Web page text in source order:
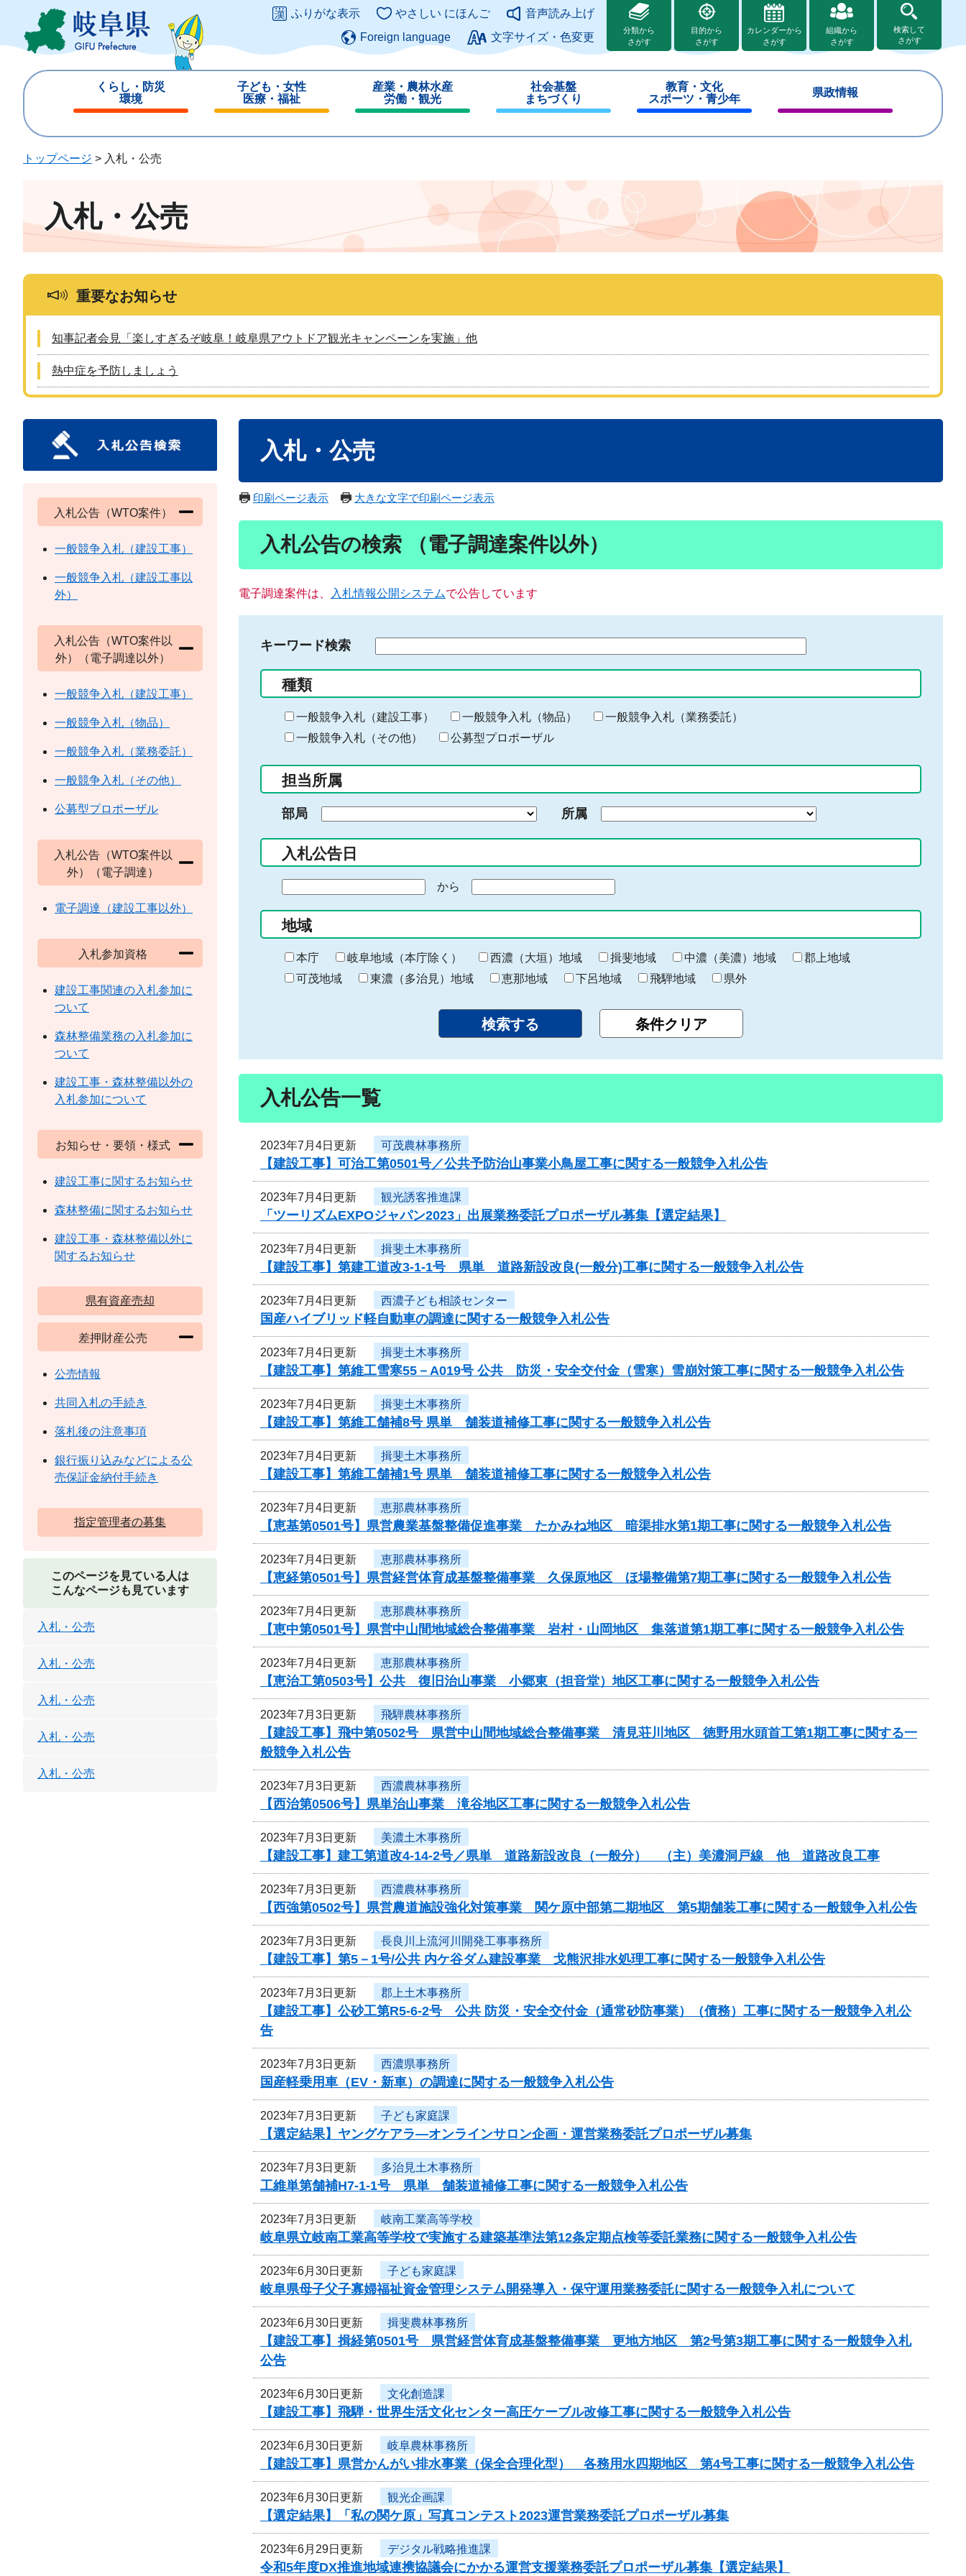
ジ
ュ
このページの本文へ
ふりがな表示 やさしい にほんご
音声読み上げ
Foreign language
文字サイズ・色変更
分類から
さがす
目的から
さがす
カレンダーから
さがす
組織から
さがす
検索して
さがす
くらし・防災
環境
じ
子ども・女性
医療・福祉
じ
産業・農林水産
労働・観光
じ
社会基盤
まちづくり
じ
教育・文化
スポーツ・青少年
じ
県政情報
じ
トップページ > 入札・公売
入札・公売
重要なお知らせ
知事記者会見「楽しすぎるぞ岐阜！岐阜県アウトドア観光キャンペーンを実施」他
熱中症を予防しましょう
入札・公売
印刷ページ表示 大きな文字で印刷ページ表示
入札公告の検索 （電子調達案件以外）
電子調達案件は、 入札情報公開システムで公告しています
キーワード検索
る
キ
ー
ー
入
力
種類
一般競争入札（建設工事） 一般競争入札（物品）
一般競争入札（業務委託）
一般競争入札（その他）
公募型プロポーザル
担当所属
部局 所属
入札公告日
の
始
ま
り
から
終
わ
り
地域
本庁 岐阜地域（本庁除く） 西濃（大垣）地域 揖斐地域 中濃（美濃）地域
郡上地域
可茂地域
東濃（多治見）地域 恵那地域 下呂地域 飛騨地域 県外
入札公告一覧
2023年7月4日更新 可茂農林事務所
【建設工事】可治工第0501号／公共予防治山事業小鳥屋工事に関する一般競争入札公告
2023年7月4日更新 観光誘客推進課
「ツーリズムEXPOジャパン2023」出展業務委託プロポーザル募集【選定結果】
2023年7月4日更新 揖斐土木事務所
【建設工事】第建工道改3-1-1号 県単 道路新設改良(一般分)工事に関する一般競争入札公告
2023年7月4日更新 西濃子ども相談センター
国産ハイブリッド軽自動車の調達に関する一般競争入札公告
2023年7月4日更新 揖斐土木事務所
【建設工事】第維工雪寒55－A019号 公共 防災・安全交付金（雪寒）雪崩対策工事に関する一般競争入札公告
2023年7月4日更新 揖斐土木事務所
【建設工事】第維工舗補8号 県単 舗装道補修工事に関する一般競争入札公告
2023年7月4日更新 揖斐土木事務所
【建設工事】第維工舗補1号 県単 舗装道補修工事に関する一般競争入札公告
2023年7月4日更新 恵那農林事務所
【恵基第0501号】県営農業基盤整備促進事業 たかみね地区 暗渠排水第1期工事に関する一般競争入札公告
2023年7月4日更新 恵那農林事務所
【恵経第0501号】県営経営体育成基盤整備事業 久保原地区 ほ場整備第7期工事に関する一般競争入札公告
2023年7月4日更新 恵那農林事務所
【恵中第0501号】県営中山間地域総合整備事業 岩村・山岡地区 集落道第1期工事に関する一般競争入札公告
2023年7月4日更新 恵那農林事務所
【恵治工第0503号】公共 復旧治山事業 小郷東（担音堂）地区工事に関する一般競争入札公告
2023年7月3日更新 飛騨農林事務所
【建設工事】飛中第0502号 県営中山間地域総合整備事業 清見荘川地区 徳野用水頭首工第1期工事に関する一
般競争入札公告
2023年7月3日更新 西濃農林事務所
【西治第0506号】県単治山事業 滝谷地区工事に関する一般競争入札公告
2023年7月3日更新 美濃土木事務所
【建設工事】建工第道改4-14-2号／県単 道路新設改良（一般分） （主）美濃洞戸線 他 道路改良工事
2023年7月3日更新 西濃農林事務所
【西強第0502号】県営農道施設強化対策事業 関ケ原中部第二期地区 第5期舗装工事に関する一般競争入札公告
2023年7月3日更新 長良川上流河川開発工事事務所
【建設工事】第5－1号/公共 内ケ谷ダム建設事業 戈熊沢排水処理工事に関する一般競争入札公告
2023年7月3日更新 郡上土木事務所
【建設工事】公砂工第R5-6-2号 公共 防災・安全交付金（通常砂防事業）（債務）工事に関する一般競争入札公
告
2023年7月3日更新 西濃県事務所
国産軽乗用車（EV・新車）の調達に関する一般競争入札公告
2023年7月3日更新 子ども家庭課
【選定結果】ヤングケアラ―オンラインサロン企画・運営業務委託プロポーザル募集
2023年7月3日更新 多治見土木事務所
工維単第舗補H7-1-1号 県単 舗装道補修工事に関する一般競争入札公告
2023年7月3日更新 岐南工業高等学校
岐阜県立岐南工業高等学校で実施する建築基準法第12条定期点検等委託業務に関する一般競争入札公告
2023年6月30日更新 子ども家庭課
岐阜県母子父子寡婦福祉資金管理システム開発導入・保守運用業務委託に関する一般競争入札について
2023年6月30日更新 揖斐農林事務所
【建設工事】揖経第0501号 県営経営体育成基盤整備事業 更地方地区 第2号第3期工事に関する一般競争入札
公告
2023年6月30日更新 文化創造課
【建設工事】飛騨・世界生活文化センター高圧ケーブル改修工事に関する一般競争入札公告
2023年6月30日更新 岐阜農林事務所
【建設工事】県営かんがい排水事業（保全合理化型） 各務用水四期地区 第4号工事に関する一般競争入札公告
2023年6月30日更新 観光企画課
【選定結果】「私の関ケ原」写真コンテスト2023運営業務委託プロポーザル募集
2023年6月29日更新 デジタル戦略推進課
令和5年度DX推進地域連携協議会にかかる運営支援業務委託プロポーザル募集【選定結果】
入札公告（WTO案件）
一般競争入札（建設工事）
一般競争入札（建設工事以
外）
入札公告（WTO案件以
外）（電子調達以外）
一般競争入札（建設工事）
一般競争入札（物品）
一般競争入札（業務委託）
一般競争入札（その他）
公募型プロポーザル
入札公告（WTO案件以
外）（電子調達）
電子調達（建設工事以外）
入札参加資格
建設工事関連の入札参加に
ついて
森林整備業務の入札参加に
ついて
建設工事・森林整備以外の
入札参加について
お知らせ・要領・様式
建設工事に関するお知らせ
森林整備に関するお知らせ
建設工事・森林整備以外に
関するお知らせ
県有資産売却
差押財産公売
公売情報
共同入札の手続き
落札後の注意事項
銀行振り込みなどによる公
売保証金納付手続き
指定管理者の募集
このページを見ている人は
こんなページも見ています
入札・公売
入札・公売
入札・公売
入札・公売
入札・公売